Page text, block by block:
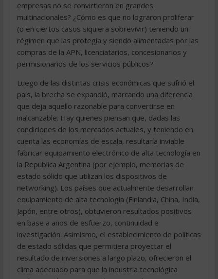
empresas no se convirtieron en grandes
multinacionales? ¿Cómo es que no lograron proliferar
(o en ciertos casos siquiera sobrevivir) teniendo un
régimen que las protegía y siendo alimentadas por las
compras de la APN, licenciatarios, concesionarios y
permisionarios de los servicios públicos?
Luego de las distintas crisis económicas que sufrió el
país, la brecha se expandió, marcando una diferencia
que deja aquello razonable para convertirse en
inalcanzable. Hay quienes piensan que, dadas las
condiciones de los mercados actuales, y teniendo en
cuenta las economías de escala, resultaría inviable
fabricar equipamiento electrónico de alta tecnología en
la Republica Argentina (por ejemplo, memorias de
estado sólido que utilizan los dispositivos de
networking). Los países que actualmente desarrollan
equipamiento de alta tecnología (Finlandia, China, India,
Japón, entre otros), obtuvieron resultados positivos
en base a años de esfuerzo, continuidad e
investigación. Asimismo, el establecimiento de políticas
de estado sólidas que permitiera proyectar el
resultado de inversiones a largo plazo, ofrecieron el
clima adecuado para que la industria tecnológica